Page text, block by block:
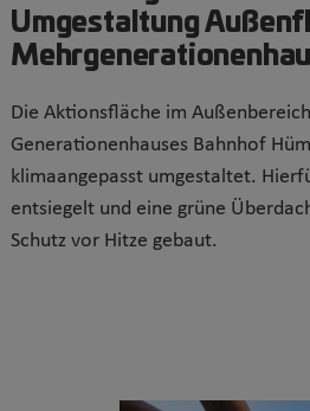
Umgestaltung
Die Aktionsfläche im
Generationenhauses Bahnhof
klimaangepasst umgestaltet.
entsiegelt und eine grüne
Schutz vor Hitze gebaut.